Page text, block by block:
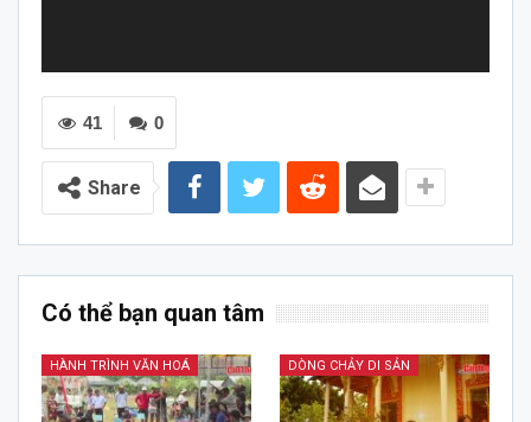
0
41
Share
Có thể bạn quan tâm
HÀNH TRÌNH VĂN HOÁ DÒNG CHẢY DI SẢN